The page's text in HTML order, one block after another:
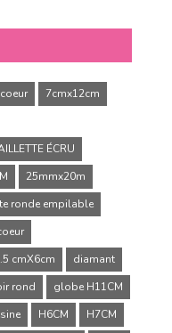
7cmx12cm
ÉCRU
25mmx20m
ronde empilable
cmX6cm
diamant
rond
globe H11CM
H6CM
H7CM